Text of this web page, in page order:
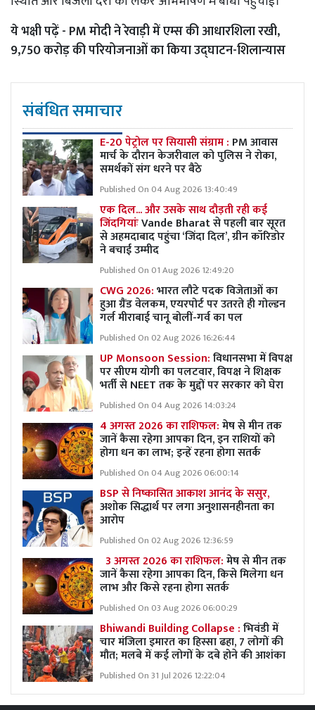
ये भक्षी पढ़ें - PM मोदी ने रेवाड़ी में एम्स की आधारशिला रखी,
9,750 करोड़ की परियोजनाओं का किया उद्घाटन-शिलान्यास
संबंधित समाचार
E-20 पेट्रोल पर सियासी संग्राम : PM आवास
मार्च के दौरान केजरीवाल को पुलिस ने रोका,
समर्थकों संग धरने पर बैठे
Published On 04 Aug 2026 13:40:49
एक दिल... और उसके साथ दौड़ती रही कई
जिंदगियांःVande Bharat से पहली बार सूरत
से अहमदाबाद पहुंचा ‘जिंदा दिल’, ग्रीन कॉरिडोर
ने बचाई उम्मीद
Published On 01 Aug 2026 12:49:20
CWG 2026:भारत लौटे पदक विजेताओं का
हुआ ग्रैंड वेलकम, एयरपोर्ट पर उतरते ही गोल्डन
गर्ल मीराबाई चानू बोलीं-गर्व का पल
Published On 02 Aug 2026 16:26:44
UP Monsoon Session:विधानसभा में विपक्ष
पर सीएम योगी का पलटवार, विपक्ष ने शिक्षक
भर्ती से NEET तक के मुद्दों पर सरकार को घेरा
Published On 04 Aug 2026 14:03:24
4 अगस्त 2026 का राशिफल:मेष से मीन तक
जानें कैसा रहेगा आपका दिन, इन राशियों को
होगा धन का लाभ; इन्हें रहना होगा सतर्क
Published On 04 Aug 2026 06:00:14
BSP से निष्कासित आकाश आनंद के ससुर,
अशोक सिद्धार्थ पर लगा अनुशासनहीनता का
आरोप
Published On 02 Aug 2026 12:36:59
3 अगस्त 2026 का राशिफल:मेष से मीन तक
जानें कैसा रहेगा आपका दिन, किसे मिलेगा धन
लाभ और किसे रहना होगा सतर्क
Published On 03 Aug 2026 06:00:29
Bhiwandi Building Collapse :भिवंडी में
चार मंजिला इमारत का हिस्सा ढहा, 7 लोगों की
मौत; मलबे में कई लोगों के दबे होने की आशंका
Published On 31 Jul 2026 12:22:04